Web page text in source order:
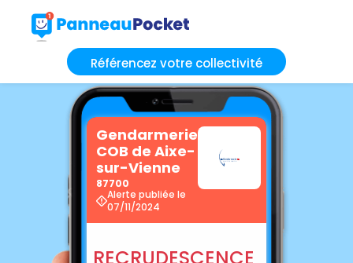
Référencez votre collectivité
Gendarmerie
COB de Aixe-
sur-Vienne
87700
Alerte publiée le
07/11/2024
RECRUDESCENCE